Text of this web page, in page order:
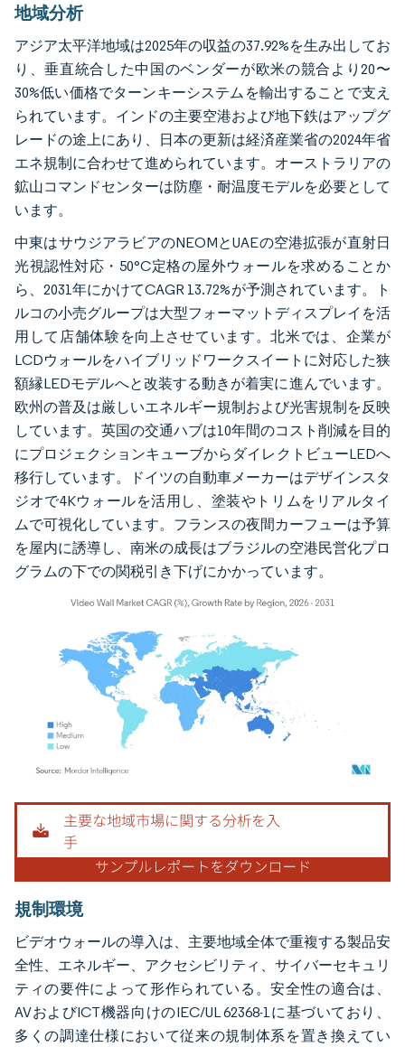
地域分析
アジア太平洋地域は2025年の収益の37.92%を生み出してお
り、垂直統合した中国のベンダーが欧米の競合より20〜
30%低い価格でターンキーシステムを輸出することで支え
られています。インドの主要空港および地下鉄はアップグ
レードの途上にあり、日本の更新は経済産業省の2024年省
エネ規制に合わせて進められています。オーストラリアの
鉱山コマンドセンターは防塵・耐温度モデルを必要として
います。
中東はサウジアラビアのNEOMとUAEの空港拡張が直射日
光視認性対応・50°C定格の屋外ウォールを求めることか
ら、2031年にかけてCAGR 13.72%が予測されています。ト
ルコの小売グループは大型フォーマットディスプレイを活
用して店舗体験を向上させています。北米では、企業が
LCDウォールをハイブリッドワークスイートに対応した狭
額縁LEDモデルへと改装する動きが着実に進んでいます。
欧州の普及は厳しいエネルギー規制および光害規制を反映
しています。英国の交通ハブは10年間のコスト削減を目的
にプロジェクションキューブからダイレクトビューLEDへ
移行しています。ドイツの自動車メーカーはデザインスタ
ジオで4Kウォールを活用し、塗装やトリムをリアルタイ
ムで可視化しています。フランスの夜間カーフューは予算
を屋内に誘導し、南米の成長はブラジルの空港民営化プロ
グラムの下での関税引き下げにかかっています。
画像 © Mordor Intelligence。再利用にはCC BY 4.0の表示が必要です。
規制環境
ビデオウォールの導入は、主要地域全体で重複する製品安
全性、エネルギー、アクセシビリティ、サイバーセキュリ
ティの要件によって形作られている。安全性の適合は、
AVおよびICT機器向けのIEC/UL 62368-1に基づいており、
多くの調達仕様において従来の規制体系を置き換えてい